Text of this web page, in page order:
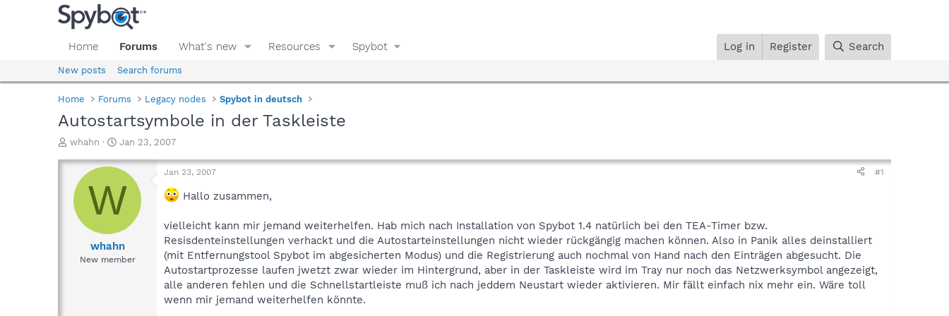
Home Forums What's new Resources Spybot Log in Register Search
New posts Search forums
Home Forums Legacy nodes Spybot in deutsch
Autostartsymbole in der Taskleiste
T
r
a
d
whahn
S
a
t
d
t
e
Jan 23, 2007
W
whahn
New member
Jan 23, 2007 #1
Hallo zusammen,
vielleicht kann mir jemand weiterhelfen. Hab mich nach Installation von Spybot 1.4 natürlich bei den TEA-Timer bzw.
Resisdenteinstellungen verhackt und die Autostarteinstellungen nicht wieder rückgängig machen können. Also in Panik alles deinstalliert
(mit Entfernungstool Spybot im abgesicherten Modus) und die Registrierung auch nochmal von Hand nach den Einträgen abgesucht. Die
Autostartprozesse laufen jwetzt zwar wieder im Hintergrund, aber in der Taskleiste wird im Tray nur noch das Netzwerksymbol angezeigt,
alle anderen fehlen und die Schnellstartleiste muß ich nach jeddem Neustart wieder aktivieren. Mir fällt einfach nix mehr ein. Wäre toll
wenn mir jemand weiterhelfen könnte.